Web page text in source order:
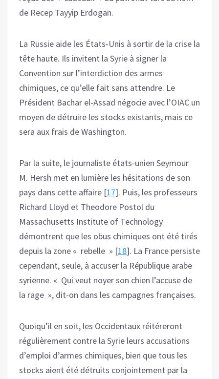
de Recep Tayyip Erdogan.
La Russie aide les États-Unis à sortir de la crise la
tête haute. Ils invitent la Syrie à signer la
Convention sur l’interdiction des armes
chimiques, ce qu’elle fait sans attendre. Le
Président Bachar el-Assad négocie avec l’OIAC un
moyen de détruire les stocks existants, mais ce
sera aux frais de Washington.
Par la suite, le journaliste états-unien Seymour
M. Hersh met en lumière les hésitations de son
pays dans cette affaire [17]. Puis, les professeurs
Richard Lloyd et Theodore Postol du
Massachusetts Institute of Technology
démontrent que les obus chimiques ont été tirés
depuis la zone « rebelle » [18]. La France persiste
cependant, seule, à accuser la République arabe
syrienne. « Qui veut noyer son chien l’accuse de
la rage », dit-on dans les campagnes françaises.
Quoiqu’il en soit, les Occidentaux réitéreront
régulièrement contre la Syrie leurs accusations
d’emploi d’armes chimiques, bien que tous les
stocks aient été détruits conjointement par la